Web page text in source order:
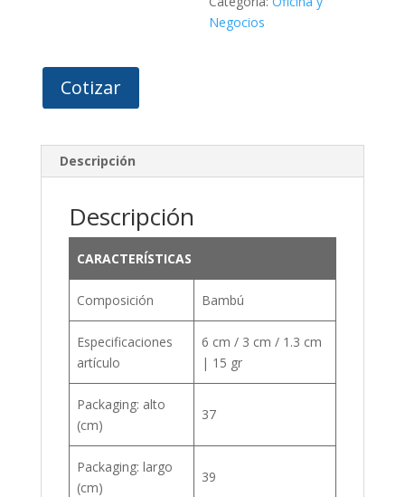
Negocios
Cotizar
Descripción
Descripción
CARACTERÍSTICAS
Composición Bambú
Especificaciones
artículo
6 cm / 3 cm / 1.3 cm
| 15 gr
Packaging: alto
(cm)
37
Packaging: largo
(cm)
39